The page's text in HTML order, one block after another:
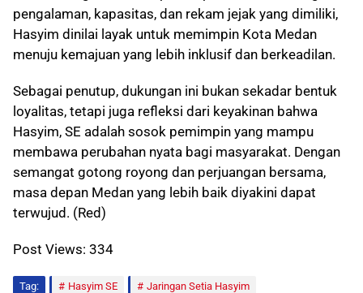
pengalaman, kapasitas, dan rekam jejak yang dimiliki,
Hasyim dinilai layak untuk memimpin Kota Medan
menuju kemajuan yang lebih inklusif dan berkeadilan.
Sebagai penutup, dukungan ini bukan sekadar bentuk
loyalitas, tetapi juga refleksi dari keyakinan bahwa
Hasyim, SE adalah sosok pemimpin yang mampu
membawa perubahan nyata bagi masyarakat. Dengan
semangat gotong royong dan perjuangan bersama,
masa depan Medan yang lebih baik diyakini dapat
terwujud. (Red)
Post Views: 334
Tag: Hasyim SE
Jaringan Setia Hasyim